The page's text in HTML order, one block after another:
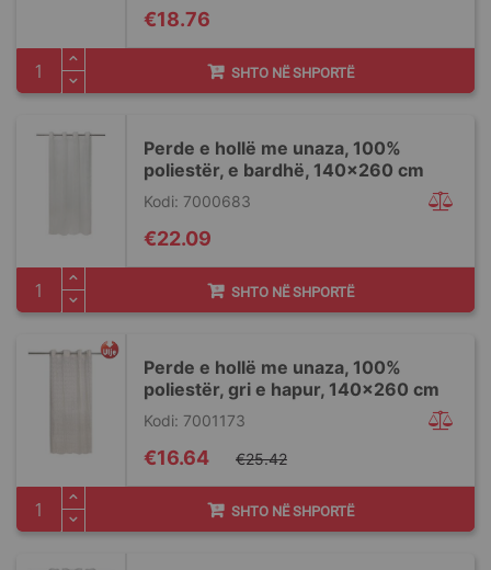
€18.76
SHTO NË SHPORTË
Perde e hollë me unaza, 100%
poliestër, e bardhë, 140x260 cm
Kodi: 7000683
€22.09
SHTO NË SHPORTË
Perde e hollë me unaza, 100%
poliestër, gri e hapur, 140x260 cm
Kodi: 7001173
Special
Price
€16.64 €25.42
SHTO NË SHPORTË